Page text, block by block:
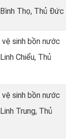
Thọ, Thủ Đức
vệ sinh bồn nước
Chiểu, Thủ
vệ sinh bồn nước
Trung, Thủ